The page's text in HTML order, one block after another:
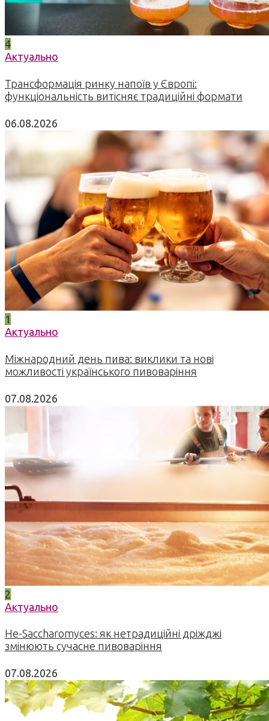
4
Актуально
Трансформація ринку напоїв у Європі:
функціональність витісняє традиційні формати
06.08.2026
1
Актуально
Міжнародний день пива: виклики та нові
можливості українського пивоваріння
07.08.2026
2
Актуально
Не-Saccharomyces: як нетрадиційні дріжджі
змінюють сучасне пивоваріння
07.08.2026